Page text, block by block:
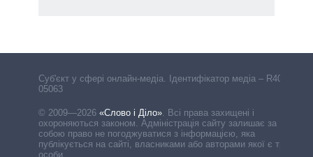
Cуб'єкт у сфері онлайн-медіа. Ідентифікатор медіа – R40-
05063
© 2009—2026 «Слово і Діло». Всі права захищені і
охороняються законом. Адміністрація сайту залишає за
собою право не погоджуватися з інформацією, яка
публікується на сайті, власниками або авторами якої є треті
особи.